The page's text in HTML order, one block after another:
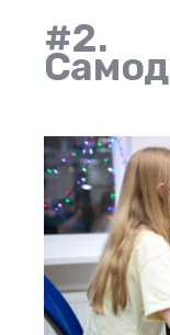
#2.